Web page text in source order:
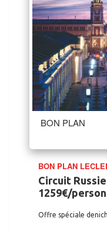
BON PLAN
BON PLAN
Circuit
1259€/
Offre spéciale